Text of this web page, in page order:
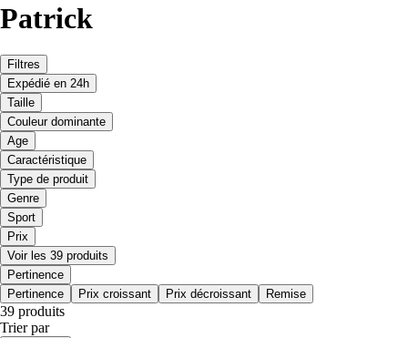
Patrick
Filtres
Expédié en 24h
Taille
Couleur dominante
Age
Caractéristique
Type de produit
Genre
Sport
Prix
Voir les 39 produits
Pertinence
Pertinence
Prix croissant Prix décroissant Remise
39 produits
Trier par